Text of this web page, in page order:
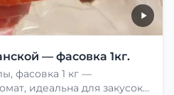
— фасовка 1кг.
фасовка 1 кг —
идеальна для закусок